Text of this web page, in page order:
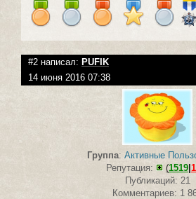
#2 написал: PUFIK
14 июня 2016 07:38
Группа: Активные
Репутация:
(1519 1
Публикаций: 21
Комментариев: 1